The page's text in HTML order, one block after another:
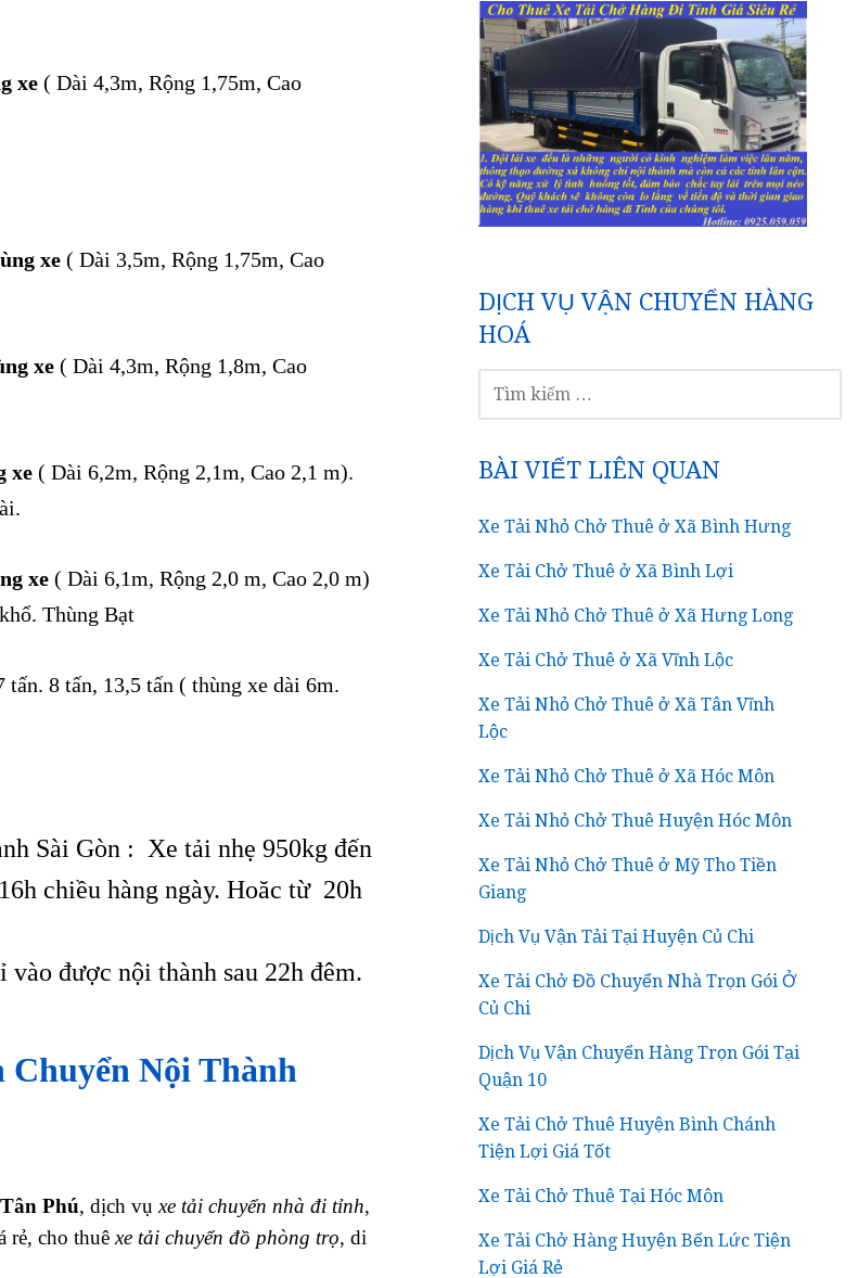
xe ( Dài 4,3m, Rộng 1,75m, Cao
xe ( Dài 3,5m, Rộng 1,75m, Cao
xe ( Dài 4,3m, Rộng 1,8m, Cao
xe ( Dài 6,2m, Rộng 2,1m, Cao 2,1 m).
xe ( Dài 6,1m, Rộng 2,0 m, Cao 2,0 m)
Thùng Bạt
8 tấn, 13,5 tấn ( thùng xe dài 6m.
Sài Gòn : Xe tải nhẹ 950kg đến
chiều hàng ngày. Hoăc từ 20h
được nội thành sau 22h đêm.
Chuyển Nội Thành
Phú, dịch vụ xe tải chuyển nhà đi tỉnh,
rẻ, cho thuê xe tải chuyển đồ phòng trọ, di
DỊCH VỤ VẬN CHUYỂN HÀNG
HOÁ
KIẾM
BÀI VIẾT LIÊN QUAN
Xe Tải Nhỏ Chở Thuê ở Xã Bình Hưng
Xe Tải Chở Thuê ở Xã Bình Lợi
Xe Tải Nhỏ Chở Thuê ở Xã Hưng Long
Xe Tải Chở Thuê ở Xã Vĩnh Lộc
Xe Tải Nhỏ Chở Thuê ở Xã Tân Vĩnh
Lộc
Xe Tải Nhỏ Chở Thuê ở Xã Hóc Môn
Xe Tải Nhỏ Chở Thuê Huyện Hóc Môn
Xe Tải Nhỏ Chở Thuê ở Mỹ Tho Tiền
Giang
Dịch Vụ Vận Tải Tại Huyện Củ Chi
Xe Tải Chở Đồ Chuyển Nhà Trọn Gói Ở
Củ Chi
Dịch Vụ Vận Chuyển Hàng Trọn Gói Tại
Quận 10
Xe Tải Chở Thuê Huyện Bình Chánh
Tiện Lợi Giá Tốt
Xe Tải Chở Thuê Tại Hóc Môn
Xe Tải Chở Hàng Huyện Bến Lức Tiện
Lợi Giá Rẻ